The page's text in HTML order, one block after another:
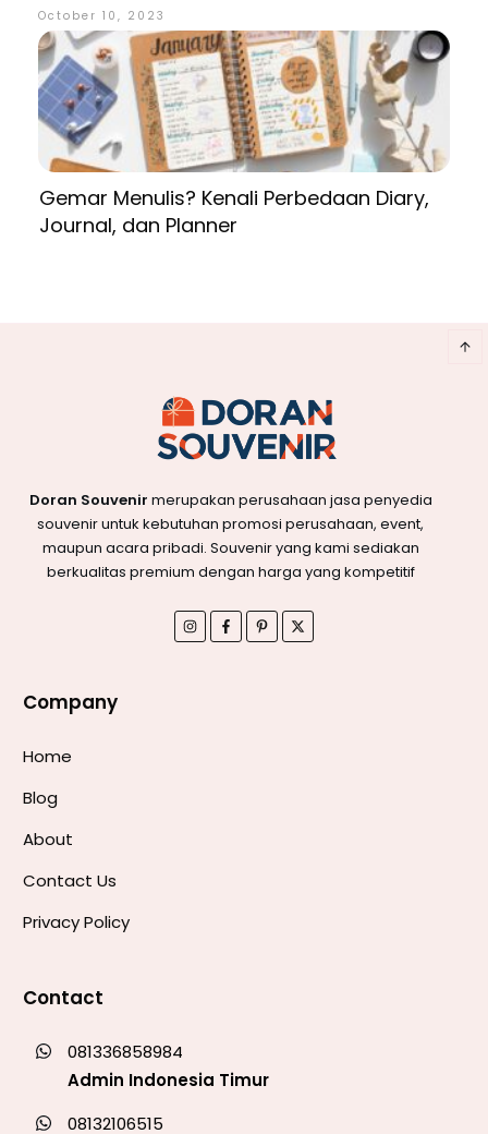
October 10, 2023
Gemar Menulis? Kenali Perbedaan Diary,
Journal, dan Planner
Doran Souvenir merupakan perusahaan jasa penyedia
souvenir untuk kebutuhan promosi perusahaan, event,
maupun acara pribadi. Souvenir yang kami sediakan
berkualitas premium dengan harga yang kompetitif
Company
Home
Blog
About
Contact Us
Privacy Policy
Contact
081336858984
Admin Indonesia Timur
08132106515